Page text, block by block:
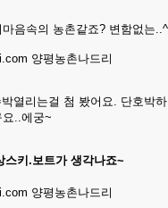
음속의 농촌같죠? 변함없는..^
열리는걸 첨 봤어요. 단호박하
..에궁~
키.보트가 생각나죠~